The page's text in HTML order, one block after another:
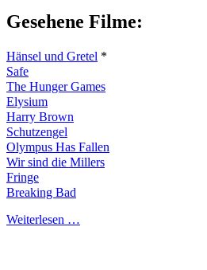
Gesehene Filme:
Hänsel und Gretel *
Safe
The Hunger Games
Elysium
Harry Brown
Schutzengel
Olympus Has Fallen
Wir sind die Millers
Fringe
Breaking Bad
Weiterlesen …